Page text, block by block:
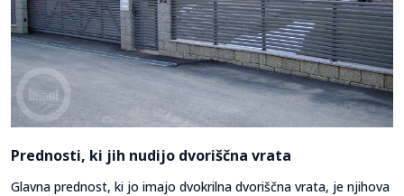
Prednosti, ki jih nudijo dvoriščna vrata
Glavna prednost, ki jo imajo dvokrilna dvoriščna vrata, je njihova